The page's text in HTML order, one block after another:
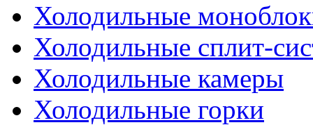
Холодильные
Холодильные сплит-
Холодильные камеры
Холодильные горки